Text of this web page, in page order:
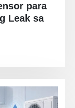
para
Leak sa